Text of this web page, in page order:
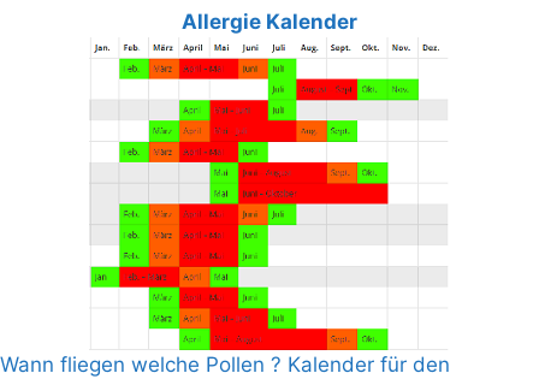
Allergie Kalender
Wann fliegen welche Pollen ? Kalender für den